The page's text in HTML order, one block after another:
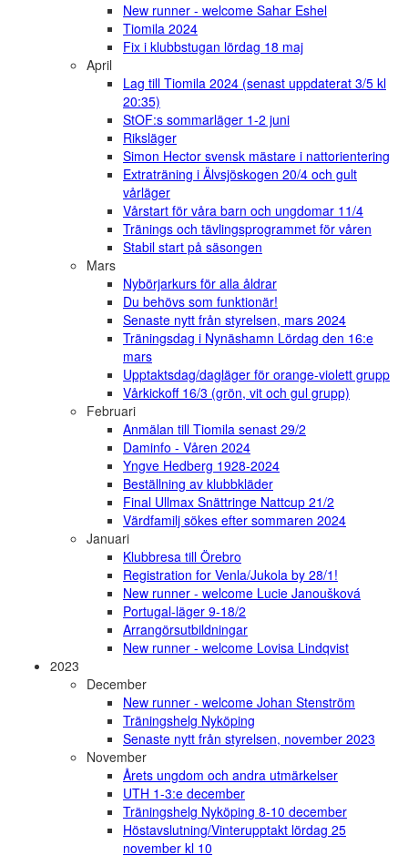
New runner - welcome Sahar Eshel
Tiomila 2024
Fix i klubbstugan lördag 18 maj
April
Lag till Tiomila 2024 (senast uppdaterat 3/5 kl
20:35)
StOF:s sommarläger 1-2 juni
Riksläger
Simon Hector svensk mästare i nattorientering
Extraträning i Älvsjöskogen 20/4 och gult
vårläger
Vårstart för våra barn och ungdomar 11/4
Tränings och tävlingsprogrammet för våren
Stabil start på säsongen
Mars
Nybörjarkurs för alla åldrar
Du behövs som funktionär!
Senaste nytt från styrelsen, mars 2024
Träningsdag i Nynäshamn Lördag den 16:e
mars
Upptaktsdag/dagläger för orange-violett grupp
Vårkickoff 16/3 (grön, vit och gul grupp)
Februari
Anmälan till Tiomila senast 29/2
Daminfo - Våren 2024
Yngve Hedberg 1928-2024
Beställning av klubbkläder
Final Ullmax Snättringe Nattcup 21/2
Värdfamilj sökes efter sommaren 2024
Januari
Klubbresa till Örebro
Registration for Venla/Jukola by 28/1!
New runner - welcome Lucie Janoušková
Portugal-läger 9-18/2
Arrangörsutbildningar
New runner - welcome Lovisa Lindqvist
2023
December
New runner - welcome Johan Stenström
Träningshelg Nyköping
Senaste nytt från styrelsen, november 2023
November
Årets ungdom och andra utmärkelser
UTH 1-3:e december
Träningshelg Nyköping 8-10 december
Höstavslutning/Vinterupptakt lördag 25
november kl 10